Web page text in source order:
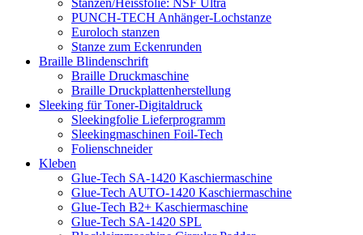
Stanzen/Heissfolie: NSF Ultra
PUNCH-TECH Anhänger-Lochstanze
Euroloch stanzen
Stanze zum Eckenrunden
Braille Blindenschrift
Braille Druckmaschine
Braille Druckplattenherstellung
Sleeking für Toner-Digitaldruck
Sleekingfolie Lieferprogramm
Sleekingmaschinen Foil-Tech
Folienschneider
Kleben
Glue-Tech SA-1420 Kaschiermaschine
Glue-Tech AUTO-1420 Kaschiermaschine
Glue-Tech B2+ Kaschiermaschine
Glue-Tech SA-1420 SPL